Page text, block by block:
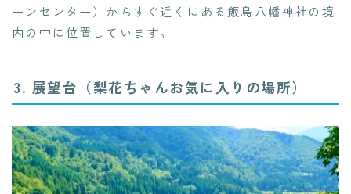
ーンセンター）からすぐ近くにある飯島八幡神社の境
内の中に位置しています。
3. 展望台（梨花ちゃんお気に入りの場所）